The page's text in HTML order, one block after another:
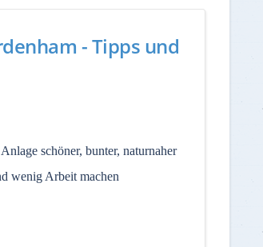
- Tipps und
schöner, bunter, naturnaher
wenig Arbeit machen